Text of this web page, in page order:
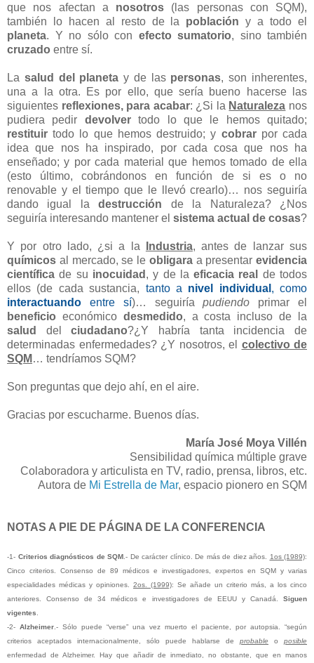
que nos afectan a nosotros (las personas con SQM),
también lo hacen al resto de la población y a todo el
planeta. Y no sólo con efecto sumatorio, sino también
cruzado entre sí.
La salud del planeta y de las personas, son inherentes,
una a la otra. Es por ello, que sería bueno hacerse las
siguientes reflexiones, para acabar: ¿Si la Naturaleza nos
pudiera pedir devolvertodo lo que le hemos quitado;
restituir todo lo que hemos destruido; y cobrarpor cada
idea que nos ha inspirado, por cada cosa que nos ha
enseñado; y por cada material que hemos tomado de ella
(esto último, cobrándonos en función de si es o no
renovable y el tiempo que le llevó crearlo)… nos seguiría
dando igual ladestrucción de la Naturaleza? ¿Nos
seguiría interesando mantener el sistema actual de cosas?
Y por otro lado, ¿si a la Industria, antes de lanzar sus
químicos al mercado, se le obligaraa presentar evidencia
científica de su inocuidad , y de laeficacia real
de todos
ellos (de cada sustancia, tanto a nivel individual , como
interactuando entre sí)… seguiríapudiendo primar el
beneficio económico desmedido, a costa incluso de la
salud
delciudadano?¿Y habría tanta incidencia de
determinadas enfermedades? ¿Y nosotros, el colectivo de
SQM … tendríamos SQM?
Son preguntas que dejo ahí, en el aire.
Gracias por escucharme. Buenos días.
María José Moya Villén
Sensibilidad química múltiple grave
Colaboradora y articulista en TV, radio, prensa, libros, etc.
Autora de Mi Estrella de Mar, espacio pionero en SQM
NOTAS A PIE DE PÁGINA DE LA CONFERENCIA
-1- Criterios diagnósticos de SQM .- De carácter clínico. De más de diez años. 1os (1989):
Cinco criterios. Consenso de 89 médicos e investigadores, expertos en SQM y varias
especialidades médicas y opiniones. 2os. (1999): Se añade un criterio más, a los cinco
anteriores. Consenso de 34 médicos e investigadores de EEUU y Canadá. Siguen
vigentes
-2- Alzheimer .- Sólo puede “verse” una vez muerto el paciente, por autopsia. “según
criterios aceptados internacionalmente, sólo puede hablarse de probable o posible
enfermedad de Alzheimer. Hay que añadir de inmediato, no obstante, que en manos